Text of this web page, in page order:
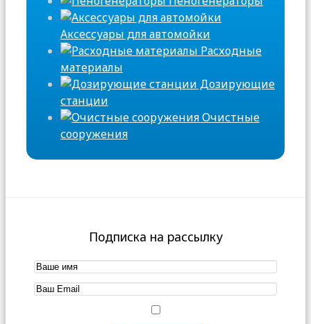
Аксессуары для автомойки
Расходные
материалы
Дозирующие
станции
Очистные
сооружения
Подписка на рассылку